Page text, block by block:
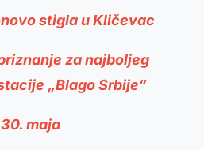
stigla u Kličevac
za najboljeg
„Blago Srbije“
maja